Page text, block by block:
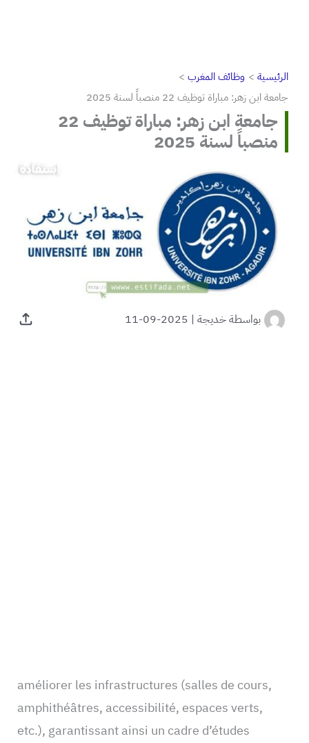
الرئيسية
وظائف المغرب
جامعة ابن زهر: مباراة توظيف 22 منصباً لسنة 2025
جامعة ابن زهر: مباراة توظيف 22
منصباً لسنة 2025
بواسطةخديجة |
2025-09-11
améliorer les infrastructures (salles de cours,
amphithéâtres, accessibilité, espaces verts,
etc.), garantissant ainsi un cadre d’études